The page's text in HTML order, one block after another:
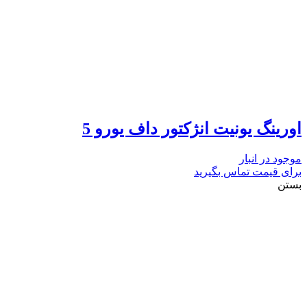
اورینگ یونیت انژکتور داف یورو 5
موجود در انبار
برای قیمت تماس بگیرید
بستن